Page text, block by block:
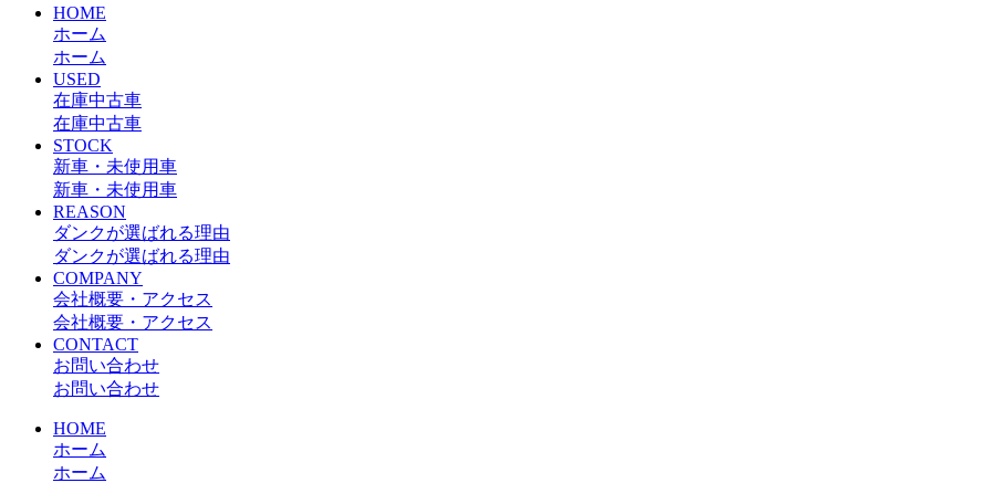
HOME
ホーム
ホーム
USED
在庫中古車
在庫中古車
STOCK
新車・未使用車
新車・未使用車
REASON
ダンクが選ばれる理由
ダンクが選ばれる理由
COMPANY
会社概要・アクセス
会社概要・アクセス
CONTACT
お問い合わせ
お問い合わせ
HOME
ホーム
ホーム